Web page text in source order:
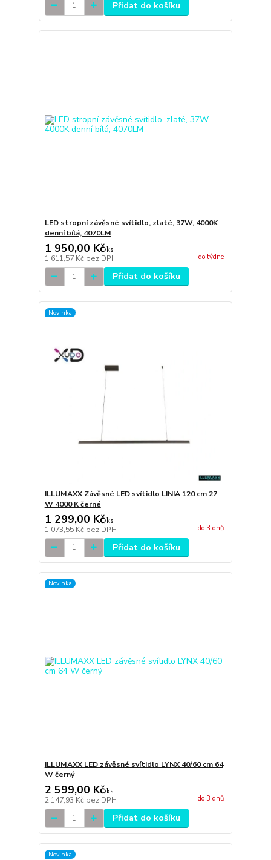
Přidat do košíku
LED stropní závěsné svítidlo, zlaté, 37W, 4000K
denní bílá, 4070LM
1 950,00 Kč/ks
1 611,57 Kč bez DPH do týdne
Přidat do košíku
Novinka
ILLUMAXX Závěsné LED svítidlo LINIA 120 cm 27
W 4000 K černé
1 299,00 Kč/ks
1 073,55 Kč bez DPH do 3 dnů
Přidat do košíku
Novinka
ILLUMAXX LED závěsné svítidlo LYNX 40/60 cm 64
W černý
2 599,00 Kč/ks
2 147,93 Kč bez DPH do 3 dnů
Přidat do košíku
Novinka